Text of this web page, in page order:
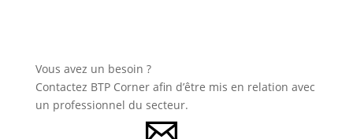
Vous avez un besoin ?
Contactez BTP Corner afin d’être mis en relation avec
un professionnel du secteur.